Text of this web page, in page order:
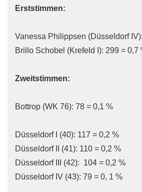
Erststimmen:
Vanessa Philippsen (Düsseldorf
Brillo Schobel (Krefeld I): 299 = 0,7
Zweitstimmen:
Bottrop (WK 76): 78 = 0,1 %
Düsseldorf I (40): 117 = 0,2 %
Düsseldorf II (41): 110 = 0,2 %
Düsseldorf III (42): 104 = 0,2 %
Düsseldorf IV (43): 79 = 0, 1 %